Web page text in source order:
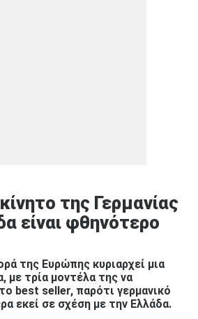
της Γερμανίας
είναι φθηνότερο
της Ευρώπης κυριαρχεί μια
με τρία μοντέλα της να
best seller, παρότι γερμανικό
εκεί σε σχέση με την Ελλάδα.